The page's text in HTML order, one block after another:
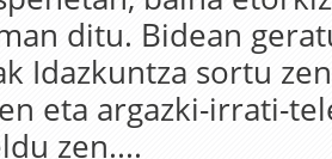
ditu. Bidean
Idazkuntza sortu
eta argazki-irrati-
zen....